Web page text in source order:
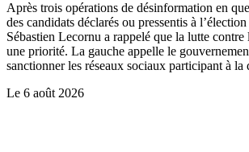
Après trois opérations de désinformation en
des candidats déclarés ou pressentis à
Sébastien Lecornu a rappelé que la lutte contre
une priorité. La gauche appelle le
sanctionner les réseaux sociaux participant à la
Le 6 août 2026